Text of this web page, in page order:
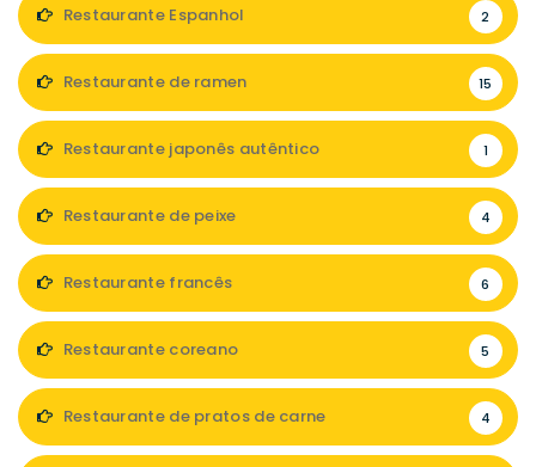
Restaurante Espanhol 2
Restaurante de ramen 15
Restaurante japonês autêntico 1
Restaurante de peixe 4
Restaurante francês 6
Restaurante coreano 5
Restaurante de pratos de carne 4